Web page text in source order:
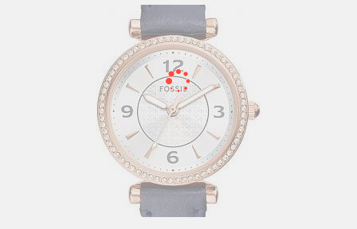
Fossil
ES5295
i